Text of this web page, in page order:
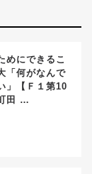
めにできるこ
「何がなんで
」【Ｆ１第10
田 …